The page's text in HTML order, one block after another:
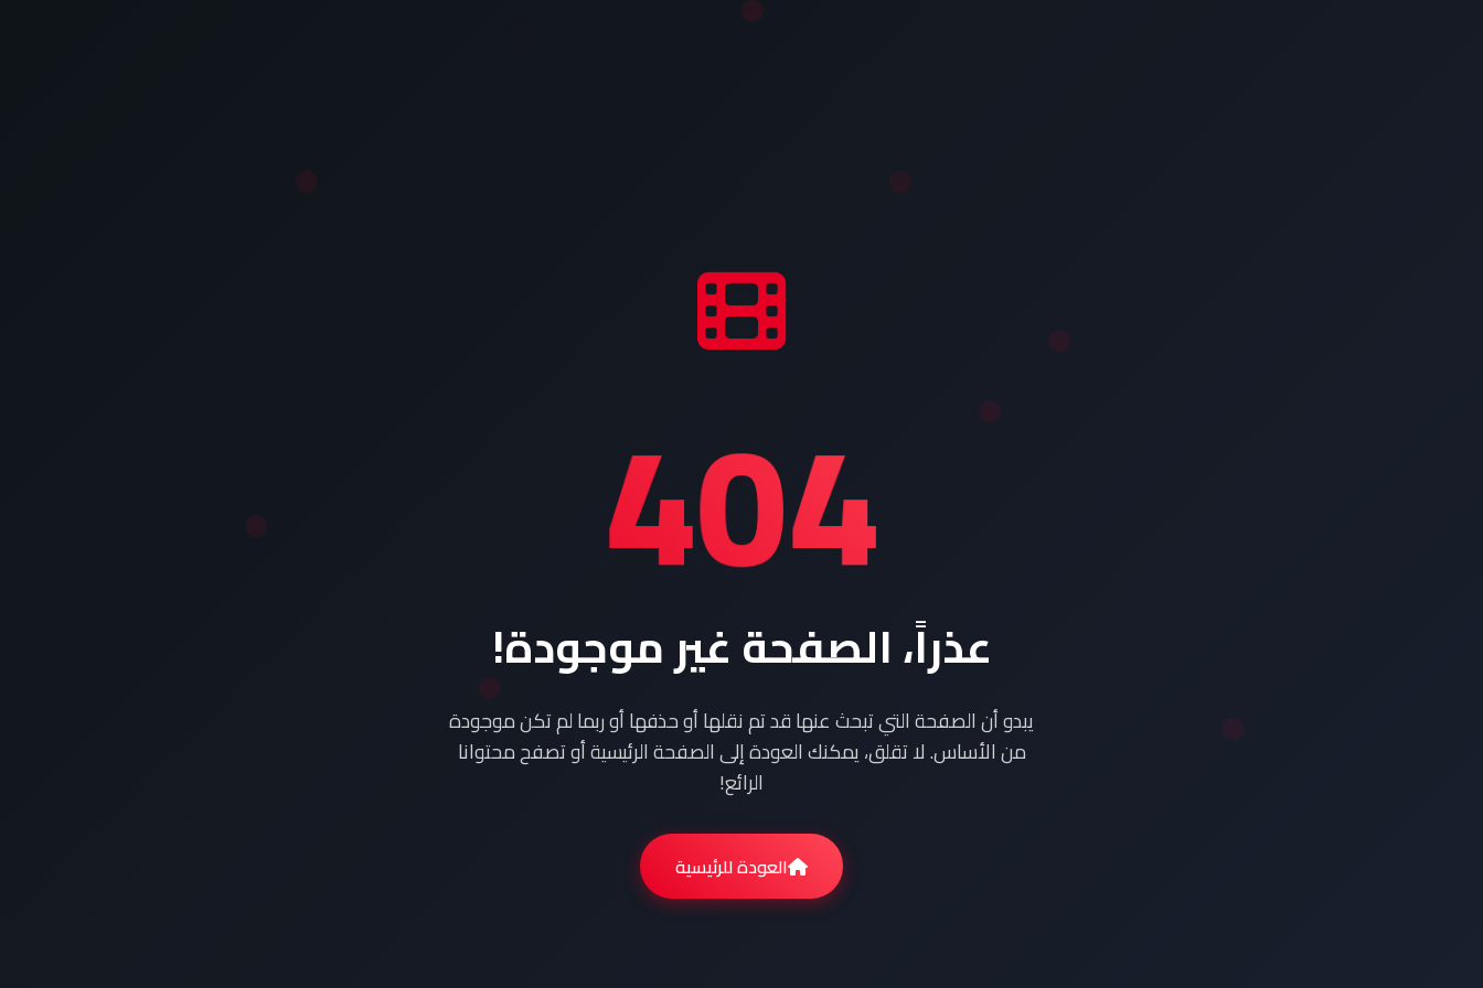
404
عذراً، الصفحة غير موجودة!
يبدو أن الصفحة التي تبحث عنها قد تم نقلها أو حذفها أو ربما لم تكن موجودة
من الأساس. لا تقلق، يمكنك العودة إلى الصفحة الرئيسية أو تصفح محتوانا
الرائع!
العودة للرئيسية